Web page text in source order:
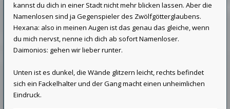
kannst du dich in einer Stadt nicht mehr blicken lassen. Aber die
Namenlosen sind ja Gegenspieler des Zwölfgötterglaubens.
Hexana: also in meinen Augen ist das genau das gleiche, wenn
du mich nervst, nenne ich dich ab sofort Namenloser.
Daimonios: gehen wir lieber runter.
Unten ist es dunkel, die Wände glitzern leicht, rechts befindet
sich ein Fackelhalter und der Gang macht einen unheimlichen
Eindruck.